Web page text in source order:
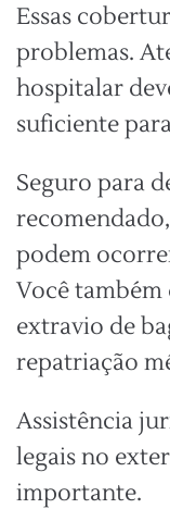
Essas
problemas.
hospitalar
suficiente
Seguro para
podem
Você
extravio de
repatriação
Assistência
legais no
importante.